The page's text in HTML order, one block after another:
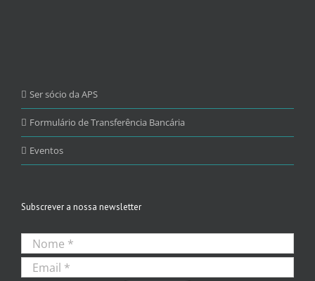
Ser sócio da APS
Formulário de Transferência Bancária
Eventos
Subscrever a nossa newsletter